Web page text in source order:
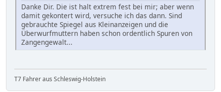
Danke Dir. Die ist halt extrem fest bei mir; aber wenn
damit gekontert wird, versuche ich das dann. Sind
gebrauchte Spiegel aus Kleinanzeigen und die
Überwurfmuttern haben schon ordentlich Spuren von
Zangengewalt...
T7 Fahrer aus Schleswig-Holstein